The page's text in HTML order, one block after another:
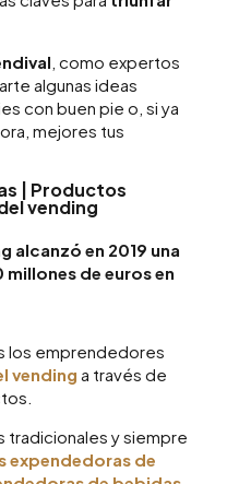
, como expertos
algunas ideas
con buen pie o, si ya
mejores tus
| Productos
vending
alcanzó en 2019 una
de euros en
los emprendedores
vending a través de
tradicionales y siempre
expendedoras de